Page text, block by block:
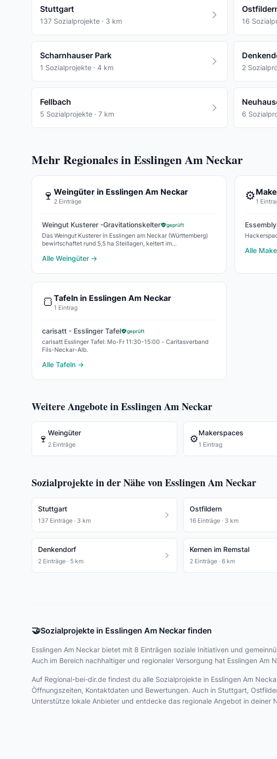
Stuttgart
137 Sozialprojekte · 3 km 16
Scharnhauser Park
1 Sozialprojekte · 4 km 2
Fellbach
5 Sozialprojekte · 7 km 6
Mehr Regionales in Esslingen Am Neckar
🍷 Weingüter in Esslingen Am Neckar
2 Einträge
Weingut Kusterer -Gravitationskelter geprüft
Das Weingut Kusterer in Esslingen am Neckar (Württemberg)
bewirtschaftet rund 5,5 ha Steillagen, keltert im
Alle Weingüter →
⚙️1
Alle
🍞 Tafeln in Esslingen Am Neckar
1 Eintrag
carisatt - Esslinger Tafel geprüft
carisatt Esslinger Tafel: Mo-Fr 11:30-15:00 - Caritasverband
Fils-Neckar-Alb.
Alle Tafeln →
Weitere Angebote in Esslingen Am Neckar
🍷
Weingüter
2 Einträge ⚙️
Makerspaces
1 Eintrag
Sozialprojekte in der Nähe von Esslingen Am Neckar
Stuttgart
137 Einträge · 3 km
Ostfildern
16 Einträge · 3 km
Denkendorf
2 Einträge · 5 km
Kernen im Remstal
2 Einträge · 6 km
🤝Sozialprojekte in Esslingen Am Neckar finden
Esslingen Am Neckar bietet mit 8 Einträgen soziale Initiativen und
Auch im Bereich nachhaltiger und regionaler Versorgung hat Esslingen Am
Auf Regional-bei-dir.de findest du alle Sozialprojekte in Esslingen Am
Öffnungszeiten, Kontaktdaten und Bewertungen. Auch in Stuttgart,
Unterstütze lokale Anbieter und entdecke das regionale Angebot in deiner